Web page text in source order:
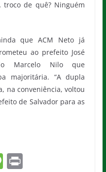
troco de quê? Ninguém
que ACM Neto já
ao prefeito José
Marcelo Nilo que
majoritária. “A dupla
na conveniência, voltou
de Salvador para as
M Pr